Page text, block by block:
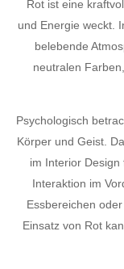
Rot ist eine
und Energie weckt.
belebende
neutralen
Psychologisch
Körper und Geist.
im Interior Design
Interaktion im
Essbereichen
Einsatz von Rot